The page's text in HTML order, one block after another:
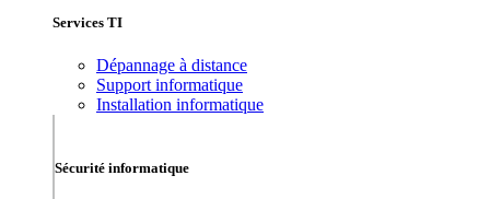
Services TI
Dépannage à distance
Support informatique
Installation informatique
Sécurité informatique